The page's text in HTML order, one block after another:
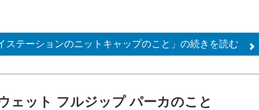
ステーションのニットキャップのこと」の続きを読む
ェット フルジップ パーカのこと